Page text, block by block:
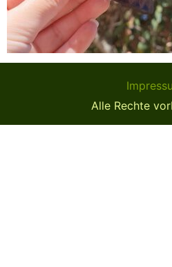
Alle Rechte